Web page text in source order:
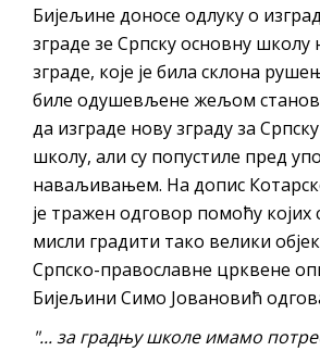
Бијељине доносе одлуку о
зграде зе Српску основну школу
зграде, које је била склона
биле одушевљене жељом
да изграде нову зграду за
школу, али су попустиле пред
наваљивањем. На допис
је тражен одговор помоћу којих
мисли градити тако велики
Српско-православне црквене
Бијељини Симо Јовановић
"... за градњу школе имамо